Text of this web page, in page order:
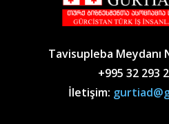
Tavisupleba Meydanı
+995 32 293
İletişim: